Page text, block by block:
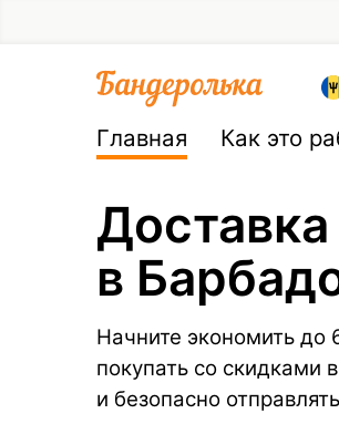
Главная Как это
в
Начните экономить до
покупать со
и безопасно